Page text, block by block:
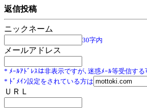
返信投稿
ニックネーム
30字内
メールアドレス
* ﾒｰﾙｱﾄﾞﾚｽは非表示ですが､迷惑ﾒｰﾙ等受信する
* ﾄﾞﾒｲﾝ設定をされている方は
ＵＲＬ